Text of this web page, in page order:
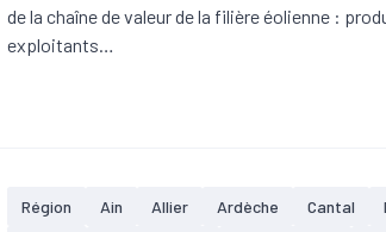
de la chaîne de valeur de la filière éolienne :
exploitants…
Région Ain Allier Ardèche Cantal